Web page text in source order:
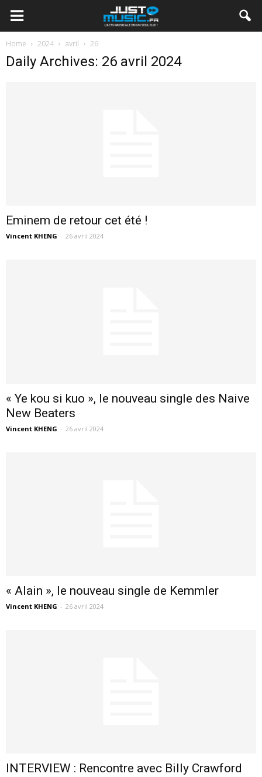
Home 2024 avril 26
Daily Archives: 26 avril 2024
Eminem de retour cet été !
Vincent KHENG - 26 avril 2024
« Ye kou si kuo », le nouveau single des Naive
New Beaters
Vincent KHENG - 26 avril 2024
« Alain », le nouveau single de Kemmler
Vincent KHENG - 26 avril 2024
INTERVIEW : Rencontre avec Billy Crawford